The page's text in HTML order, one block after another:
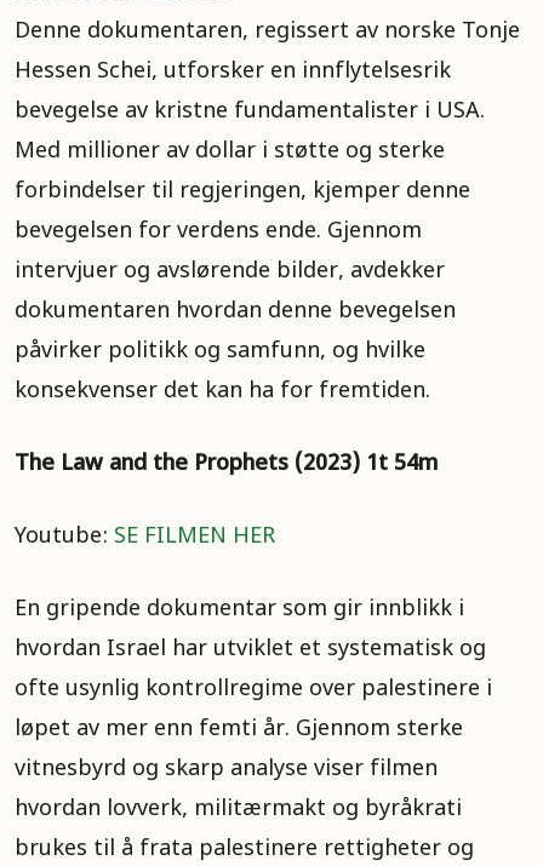
Denne dokumentaren, regissert av norske Tonje
Hessen Schei, utforsker en innflytelsesrik
bevegelse av kristne fundamentalister i USA.
Med millioner av dollar i støtte og sterke
forbindelser til regjeringen, kjemper denne
bevegelsen for verdens ende. Gjennom
intervjuer og avslørende bilder, avdekker
dokumentaren hvordan denne bevegelsen
påvirker politikk og samfunn, og hvilke
konsekvenser det kan ha for fremtiden.
The Law and the Prophets (2023) 1t 54m
Youtube: SE FILMEN HER
En gripende dokumentar som gir innblikk i
hvordan Israel har utviklet et systematisk og
ofte usynlig kontrollregime over palestinere i
løpet av mer enn femti år. Gjennom sterke
vitnesbyrd og skarp analyse viser filmen
hvordan lovverk, militærmakt og byråkrati
brukes til å frata palestinere rettigheter og